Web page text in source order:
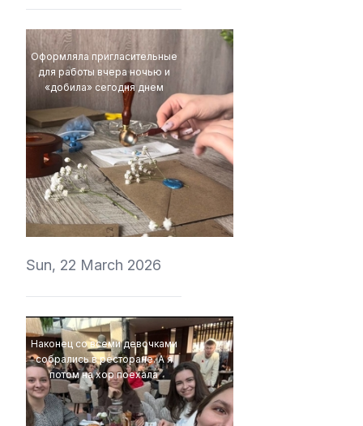
Оформляла пригласительные
для работы вчера ночью и
«добила» сегодня днем
ValeryVino
Sun, 22 March 2026
Наконец со всеми девочками
собрались в ресторане. А я
потом на хор поехала